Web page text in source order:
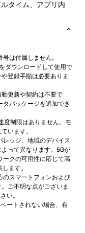
ルタイム、アプリ内
は付属しません。
ダウンロードして使用で
登録手順は必要ありま
更新や契約は不要で
タパッケージを追加でき
度制限はありません。モ
います。
レッジ、地域のデバイス
って異なります。5Gが
ークの可用性に応じて高
ます。
のスマートフォンおよび
ご不明な点がございま
い。
ートされない場合、有